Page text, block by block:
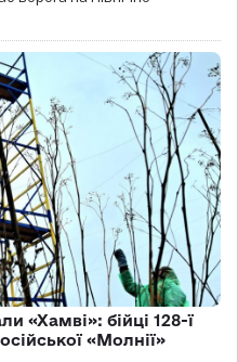
«Хамві»: бійці 128-ї
«Молнії»